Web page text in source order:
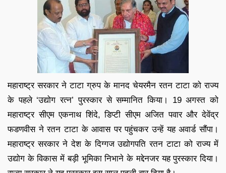
महाराष्ट्र सरकार ने टाटा ग्रुप के मानद चेयरमैन रतन टाटा को राज्य
के पहले ‘उद्योग रत्न’ पुरस्कार से सम्मानित किया। 19 अगस्त को
महाराष्ट्र सीएम एकनाथ शिंदे, डिप्टी सीएम अजित पवार और देवेंद्र
फडणवीस ने रतन टाटा के आवास पर पहुंचकर उन्हें यह अवार्ड सौंपा।
महाराष्ट्र सरकार ने देश के दिग्गज उद्योगपति रतन टाटा को राज्य में
उद्योग के विकास में बड़ी भूमिका निभाने के मद्देनजर यह पुरस्कार दिया।